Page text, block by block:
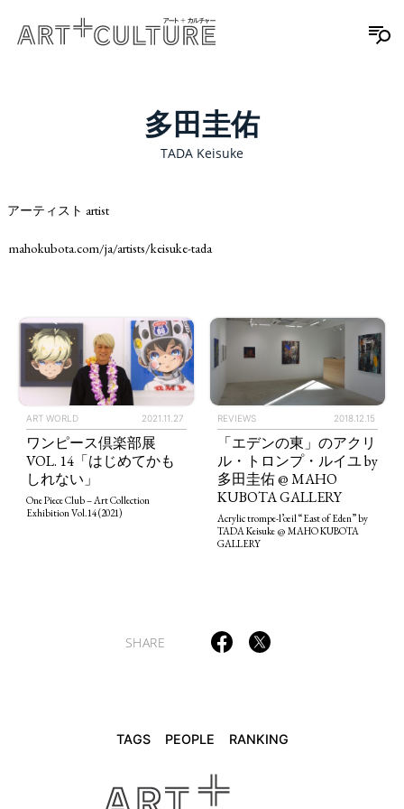
TAGS PEOPLE RANKING
多田圭佑
TADA Keisuke
アーティスト artist
mahokubota.com/ja/artists/keisuke-tada
ART WORLD 2021.11.27
ワンピース倶楽部展
VOL. 14「はじめてかも
しれない」
One Piece Club – Art Collection
Exhibition Vol.14 (2021)
REVIEWS 2018.12.15
「エデンの東」のアクリ
ル・トロンプ・ルイユ by
多田圭佑 @ MAHO
KUBOTA GALLERY
Acrylic trompe-l’œil “East of Eden” by
TADA Keisuke @ MAHO KUBOTA
GALLERY
SHARE
TAGS PEOPLE RANKING